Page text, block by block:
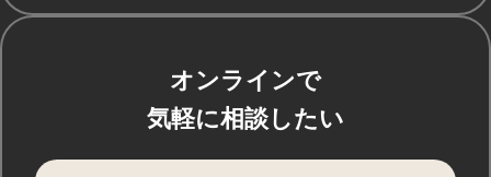
オンラインで
気軽に相談したい